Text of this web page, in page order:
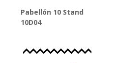
Pabellón 10 Stand
10D04